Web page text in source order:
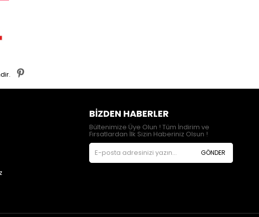
BIZDEN HABERLER
Bültenimize Üye Olun ! Tüm İndirim ve
Fırsatlardan İlk Sizin Haberiniz Olsun !
GÖNDER